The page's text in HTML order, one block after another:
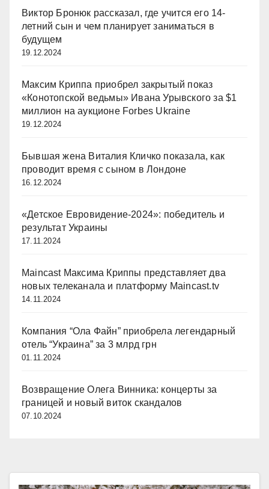
Виктор Бронюк рассказал, где учится его 14-
летний сын и чем планирует заниматься в
будущем
19.12.2024
Максим Криппа приобрел закрытый показ
«Конотопской ведьмы» Ивана Урывского за $1
миллион на аукционе Forbes Ukraine
19.12.2024
Бывшая жена Виталия Кличко показала, как
проводит время с сыном в Лондоне
16.12.2024
«Детское Евровидение-2024»: победитель и
результат Украины
17.11.2024
Maincast Максима Криппы представляет два
новых телеканала и платформу Maincast.tv
14.11.2024
Компания “Ола Файн” приобрела легендарный
отель “Украина” за 3 млрд грн
01.11.2024
Возвращение Олега Винника: концерты за
границей и новый виток скандалов
07.10.2024